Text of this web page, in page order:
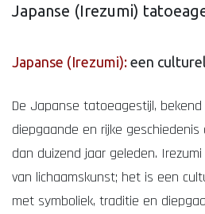
Japanse (Irezumi)
Japanse (Irezumi): een
De Japanse tatoeagestijl,
diepgaande en rijke
dan duizend jaar geleden.
van lichaamskunst; het is een
met symboliek, traditie en